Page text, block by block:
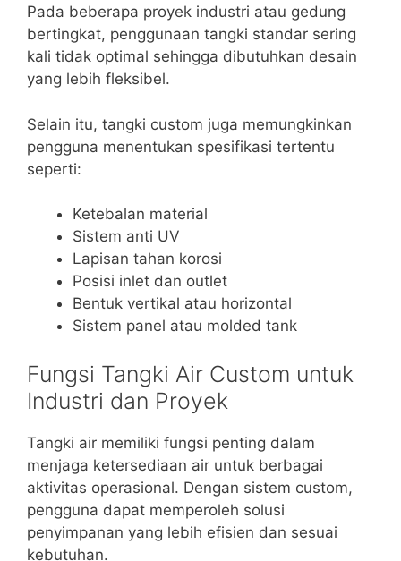
Pada beberapa proyek industri atau gedung
bertingkat, penggunaan tangki standar sering
kali tidak optimal sehingga dibutuhkan desain
yang lebih fleksibel.
Selain itu, tangki custom juga memungkinkan
pengguna menentukan spesifikasi tertentu
seperti:
Ketebalan material
Sistem anti UV
Lapisan tahan korosi
Posisi inlet dan outlet
Bentuk vertikal atau horizontal
Sistem panel atau molded tank
Fungsi Tangki Air Custom untuk
Industri dan Proyek
Tangki air memiliki fungsi penting dalam
menjaga ketersediaan air untuk berbagai
aktivitas operasional. Dengan sistem custom,
pengguna dapat memperoleh solusi
penyimpanan yang lebih efisien dan sesuai
kebutuhan.